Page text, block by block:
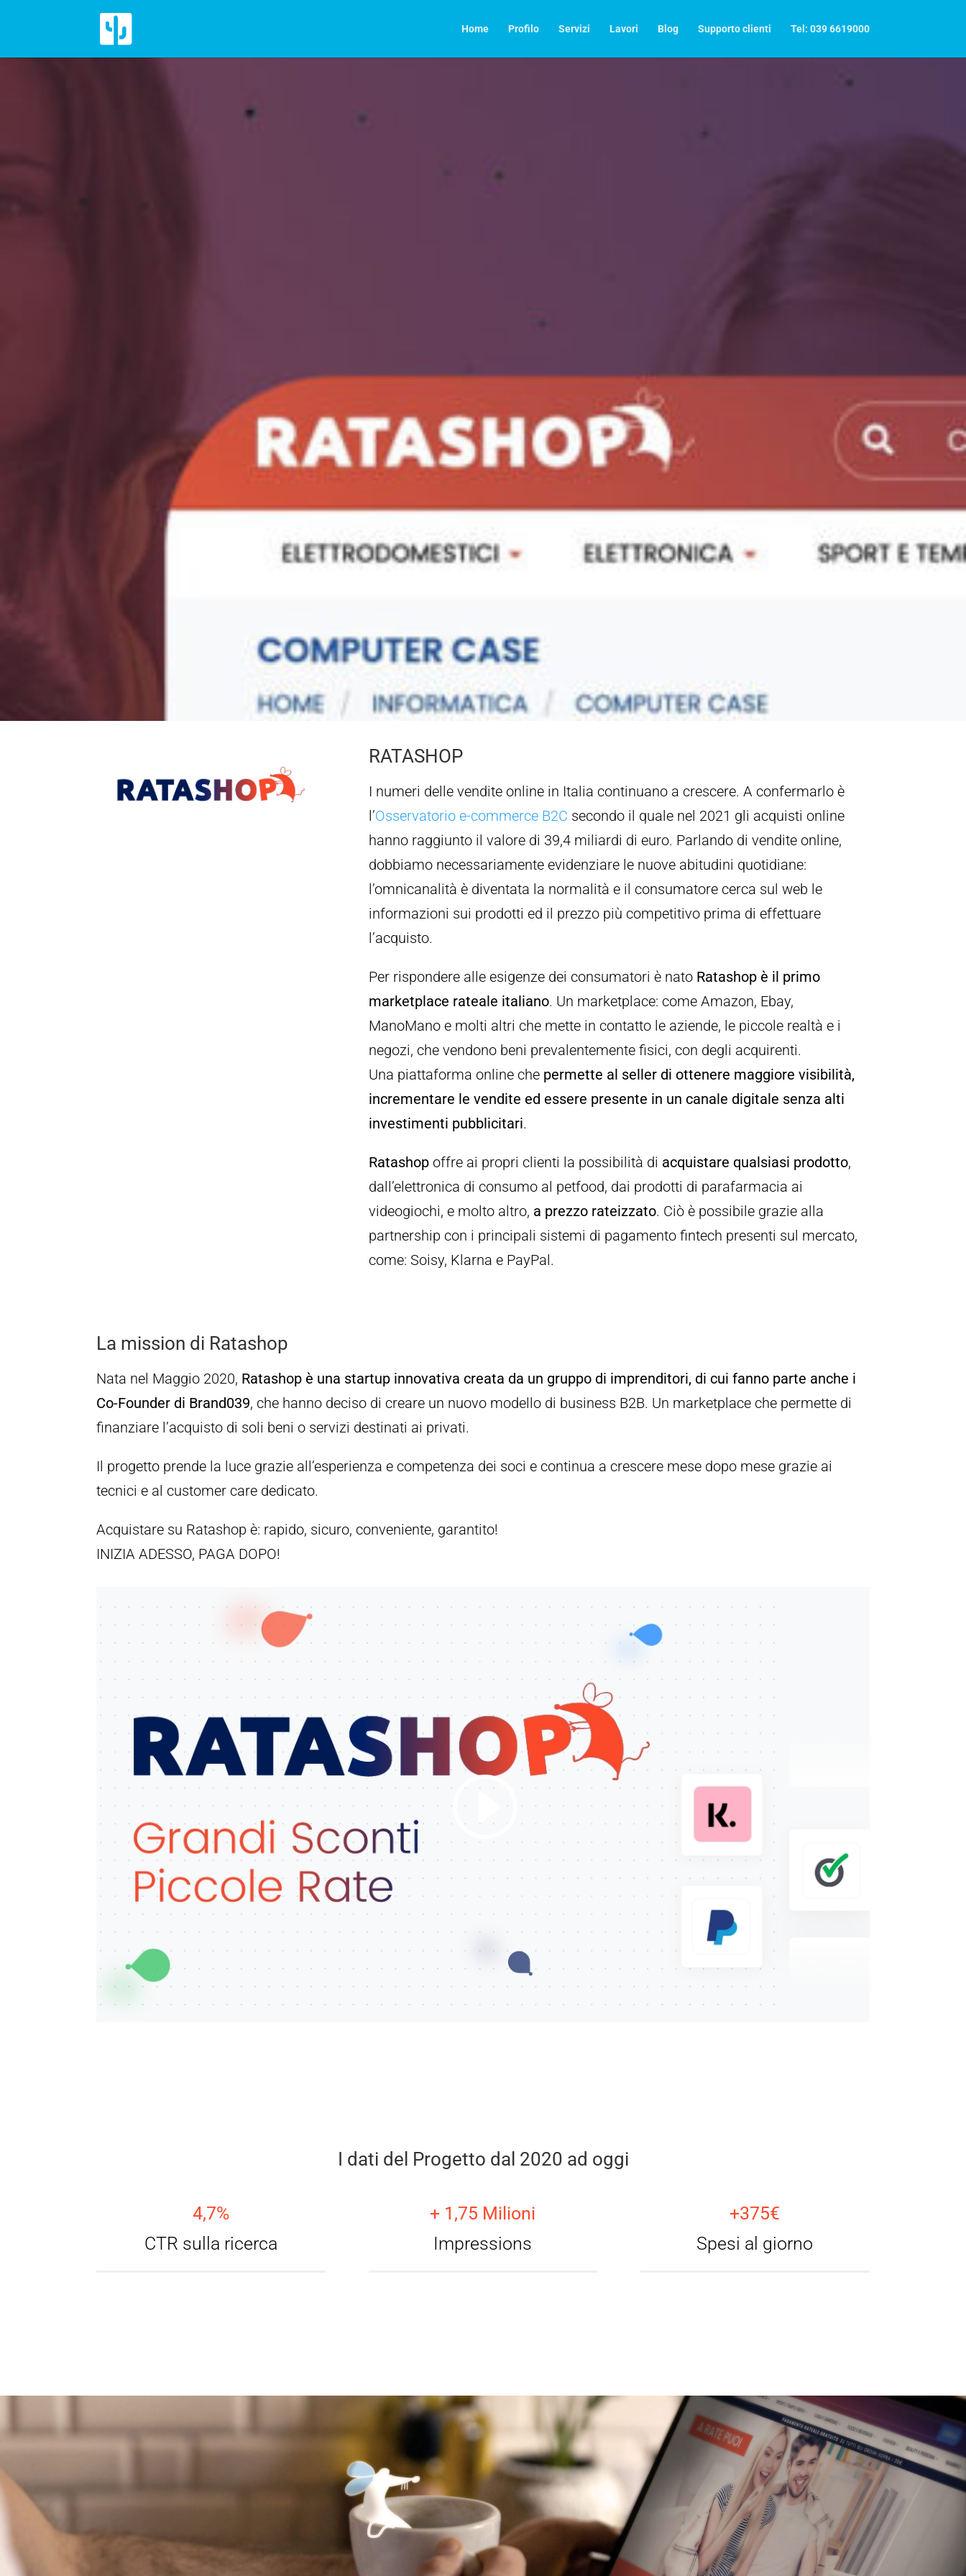
Home Profilo Servizi Lavori Blog Supporto clienti Tel: 039 6619000
RATASHOP
I numeri delle vendite online in Italia continuano a crescere. A confermarlo è
l’Osservatorio e-commerce B2C secondo il quale nel 2021 gli acquisti online
hanno raggiunto il valore di 39,4 miliardi di euro. Parlando di vendite online,
dobbiamo necessariamente evidenziare le nuove abitudini quotidiane:
l’omnicanalità è diventata la normalità e il consumatore cerca sul web le
informazioni sui prodotti ed il prezzo più competitivo prima di effettuare
l’acquisto.
Per rispondere alle esigenze dei consumatori è nato Ratashop è il primo
marketplace rateale italiano. Un marketplace: come Amazon, Ebay,
ManoMano e molti altri che mette in contatto le aziende, le piccole realtà e i
negozi, che vendono beni prevalentemente fisici, con degli acquirenti.
Una piattaforma online che permette al seller di ottenere maggiore visibilità,
incrementare le vendite ed essere presente in un canale digitale senza alti
investimenti pubblicitari.
Ratashopoffre ai propri clienti la possibilità di acquistare qualsiasi prodotto,
dall’elettronica di consumo al petfood, dai prodotti di parafarmacia ai
videogiochi, e molto altro, a prezzo rateizzato. Ciò è possibile grazie alla
partnership con i principali sistemi di pagamento fintech presenti sul mercato,
come: Soisy, Klarna e PayPal.
La mission di Ratashop
Nata nel Maggio 2020, Ratashop è una startup innovativa creata da un gruppo di imprenditori, di cui fanno parte anche i
Co-Founder di Brand039, che hanno deciso di creare un nuovo modello di business B2B. Un marketplace che permette di
finanziare l’acquisto di soli beni o servizi destinati ai privati.
Il progetto prende la luce grazie all’esperienza e competenza dei soci e continua a crescere mese dopo mese grazie ai
tecnici e al customer care dedicato.
Acquistare su Ratashop è: rapido, sicuro, conveniente, garantito!
INIZIA ADESSO, PAGA DOPO!
I dati del Progetto dal 2020 ad oggi
4,7%
CTR sulla ricerca
+ 1,75 Milioni
Impressions
+375€
Spesi al giorno